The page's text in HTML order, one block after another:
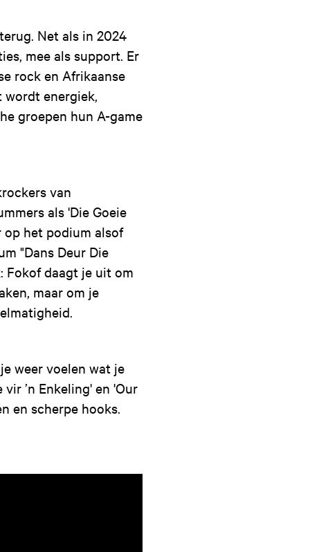
Net als in 2024
mee als support. Er
rock en Afrikaanse
energiek,
groepen hun A-game
van
als 'Die Goeie
op het podium alsof
"Dans Deur Die
Fokof daagt je uit om
maar om je
weer voelen wat je
’n Enkeling' en 'Our
en scherpe hooks.